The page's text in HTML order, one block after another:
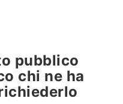
pubblico
chi ne ha